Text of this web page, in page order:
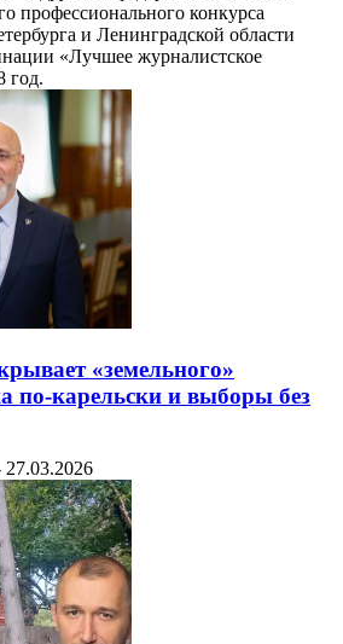
профессионального конкурса
и Ленинградской области
«Лучшее журналистское
год.
«земельного»
по-карельски и выборы без
27.03.2026